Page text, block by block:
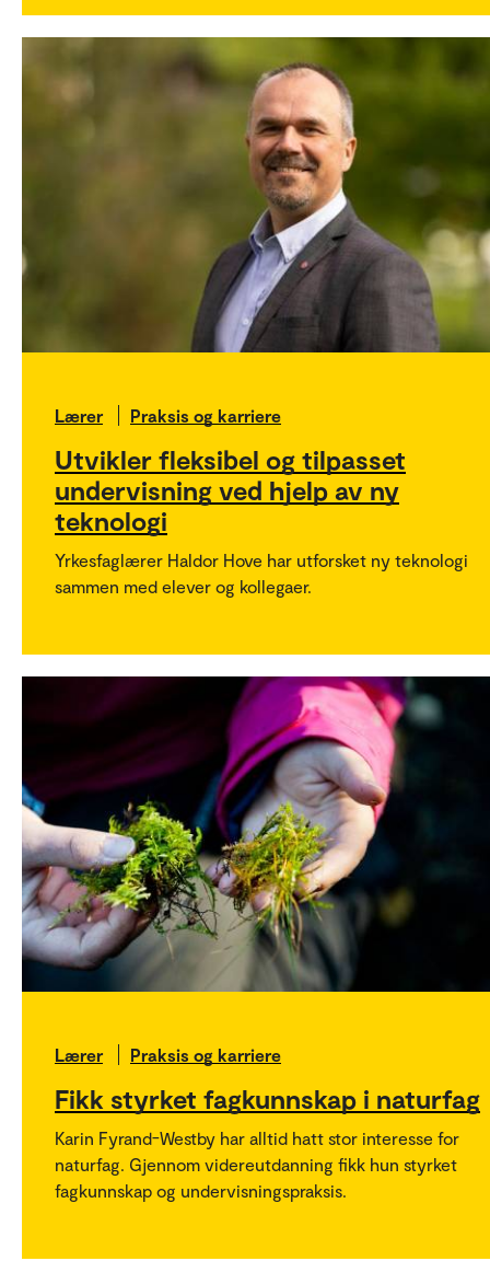
Lærer Praksis og karriere
Utvikler fleksibel og tilpasset
undervisning ved hjelp av ny
teknologi
Yrkesfaglærer Haldor Hove har utforsket ny teknologi
sammen med elever og kollegaer.
Lærer Praksis og karriere
Fikk styrket fagkunnskap i naturfag
Karin Fyrand-Westby har alltid hatt stor interesse for
naturfag. Gjennom videreutdanning fikk hun styrket
fagkunnskap og undervisningspraksis.